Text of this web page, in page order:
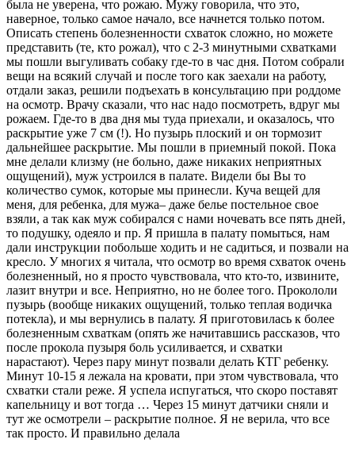
была не уверена, что рожаю. Мужу говорила, что это,
наверное, только самое начало, все начнется только потом.
Описать степень болезненности схваток сложно, но можете
представить (те, кто рожал), что с 2-3 минутными схватками
мы пошли выгуливать собаку где-то в час дня. Потом собрали
вещи на всякий случай и после того как заехали на работу,
отдали заказ, решили подъехать в консультацию при роддоме
на осмотр. Врачу сказали, что нас надо посмотреть, вдруг мы
рожаем. Где-то в два дня мы туда приехали, и оказалось, что
раскрытие уже 7 см (!). Но пузырь плоский и он тормозит
дальнейшее раскрытие. Мы пошли в приемный покой. Пока
мне делали клизму (не больно, даже никаких неприятных
ощущений), муж устроился в палате. Видели бы Вы то
количество сумок, которые мы принесли. Куча вещей для
меня, для ребенка, для мужа– даже белье постельное свое
взяли, а так как муж собирался с нами ночевать все пять дней,
то подушку, одеяло и пр. Я пришла в палату помыться, нам
дали инструкции побольше ходить и не садиться, и позвали на
кресло. У многих я читала, что осмотр во время схваток очень
болезненный, но я просто чувствовала, что кто-то, извините,
лазит внутри и все. Неприятно, но не более того. Прокололи
пузырь (вообще никаких ощущений, только теплая водичка
потекла), и мы вернулись в палату. Я приготовилась к более
болезненным схваткам (опять же начитавшись рассказов, что
после прокола пузыря боль усиливается, и схватки
нарастают). Через пару минут позвали делать КТГ ребенку.
Минут 10-15 я лежала на кровати, при этом чувствовала, что
схватки стали реже. Я успела испугаться, что скоро поставят
капельницу и вот тогда … Через 15 минут датчики сняли и
тут же осмотрели – раскрытие полное. Я не верила, что все
так просто. И правильно делала